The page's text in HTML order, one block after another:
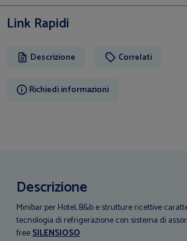
Link Rapidi
Descrizione Correlati
Richiedi informazioni
Descrizione
Minibar per Hotel, B&b e strutture ricettive
tecnologia di refrigerazione con sistema di
freeSILENSIOSO